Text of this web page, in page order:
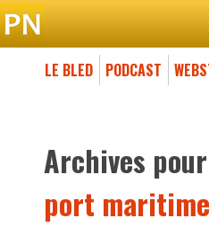
LE BLED PODCAST
Archives
port maritime